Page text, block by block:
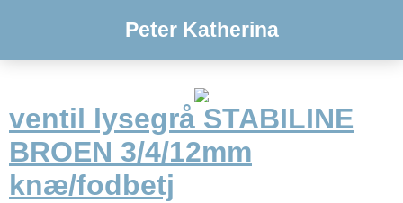
Peter Katherina
ventil lysegrå STABILINE
BROEN 3/4/12mm
knæ/fodbetj